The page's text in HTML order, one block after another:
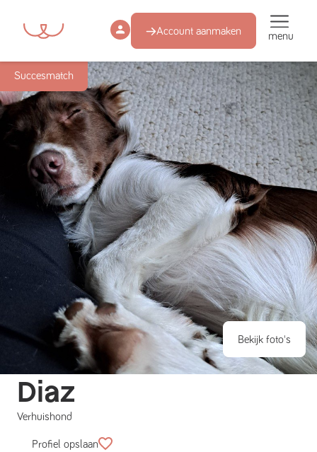
Account aanmaken menu
Succesmatch
Bekijk foto's
Diaz
Verhuishond
Profiel opslaan